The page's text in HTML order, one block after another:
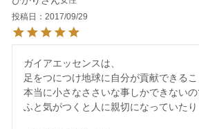
投稿日
2017/09/29
ガイアエッセンスは、
足をつにつけ地球に自分が貢献できるこ
本当に小さなささいな事しかできないの
ふと気がつくと人に親切になっていたり